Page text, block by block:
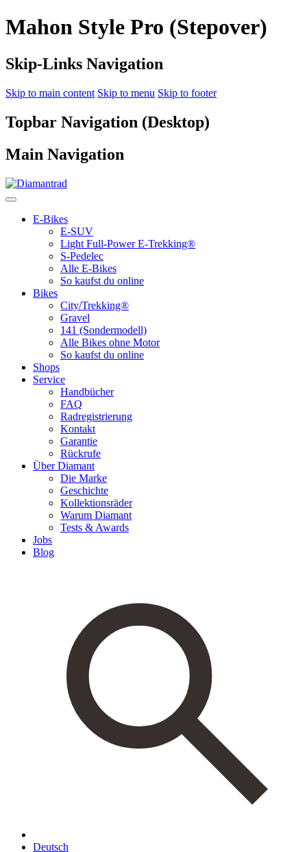
Mahon Style Pro (Stepover)
Skip-Links Navigation
Skip to main content Skip to menu Skip to footer
Topbar Navigation (Desktop)
Main Navigation
E-Bikes
E-SUV
Light Full-Power E-Trekking®
S-Pedelec
Alle E-Bikes
So kaufst du online
Bikes
City/Trekking®
Gravel
141 (Sondermodell)
Alle Bikes ohne Motor
So kaufst du online
Shops
Service
Handbücher
FAQ
Radregistrierung
Kontakt
Garantie
Rückrufe
Über Diamant
Die Marke
Geschichte
Kollektionsräder
Warum Diamant
Tests & Awards
Jobs
Blog
Deutsch